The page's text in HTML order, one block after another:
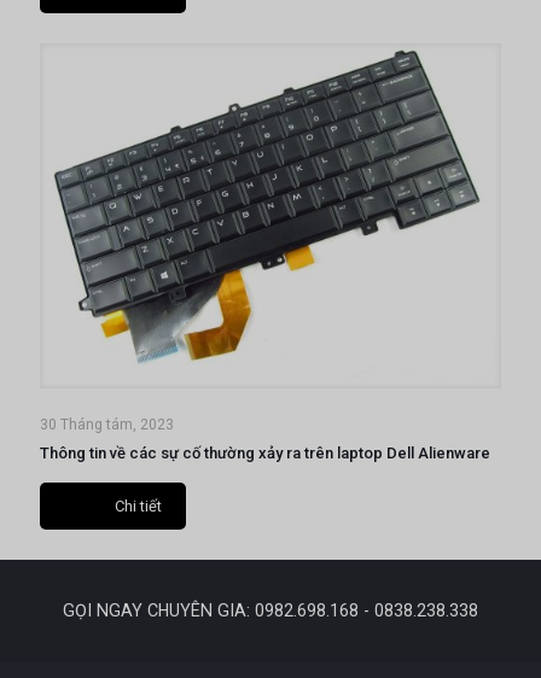
30 Tháng tám, 2023
Thông tin về các sự cố thường xảy ra trên laptop Dell Alienware
Chi tiết
GỌI NGAY CHUYÊN GIA: 0982.698.168 - 0838.238.338